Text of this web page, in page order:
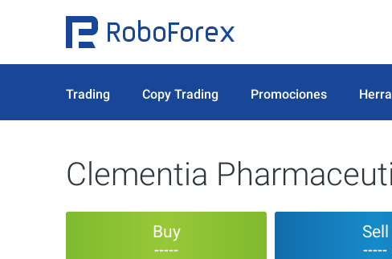
Trading Copy Trading Promociones
Clementia
Buy
-----
Sell
-----